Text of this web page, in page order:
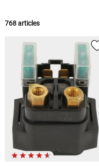
768 articles